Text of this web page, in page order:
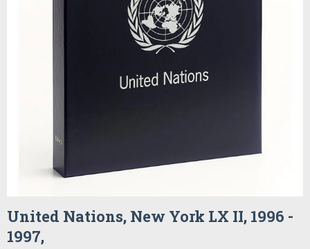
United Nations, New York LX II, 1996 -
1997,